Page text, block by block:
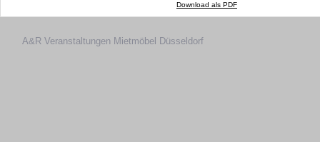
Download als PDF
A&R Veranstaltungen Mietmöbel Düsseldorf